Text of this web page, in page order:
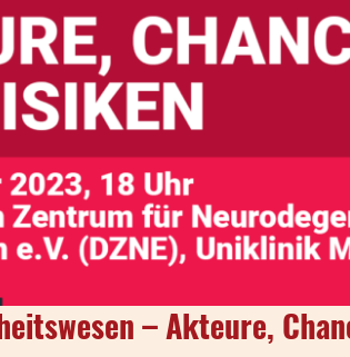
– Akteure,